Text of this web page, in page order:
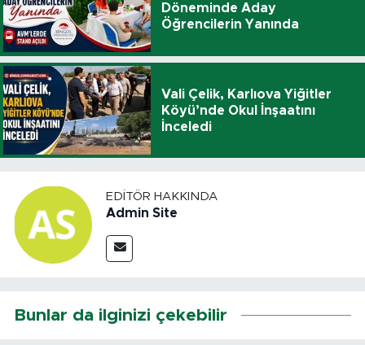
Döneminde Aday
Öğrencilerin Yanında
Vali Çelik, Karlıova Yiğitler
Köyü’nde Okul İnşaatını
İnceledi
EDITÖR HAKKINDA
Admin Site
Bunlar da ilginizi çekebilir